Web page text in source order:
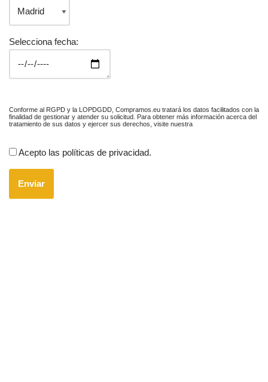
Selecciona fecha:
Conforme al RGPD y la LOPDGDD, Compramos.eu tratará los datos facilitados con la
finalidad de gestionar y atender su solicitud. Para obtener más información acerca del
tratamiento de sus datos y ejercer sus derechos, visite nuestra
Acepto las políticas de privacidad.